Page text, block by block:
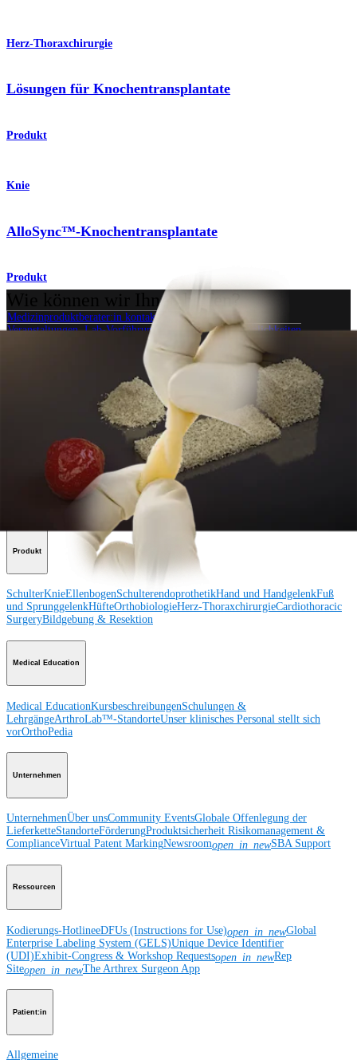
Herz-Thoraxchirurgie
Lösungen für Knochentransplantate
Produkt
Knie
AlloSync™-Knochentransplantate
Produkt
Wie können wir Ihnen helfen?
Medizinproduktberater:in kontaktieren
Veranstaltungen, Lab-Vorführungen und Schulungsmöglichkeiten
Unseren Newsletter abonnieren
Operationsverfahren
KnieEllenbogen Schulterendoprothetik
und Sprunggelenk
Trauma Hüfte Orthobiologie
Produkt
SchulterKnieEllenbogenSchulterendoprothetikHand und HandgelenkFuß
und SprunggelenkHüfteOrthobiologieHerz-ThoraxchirurgieCardiothoracic
SurgeryBildgebung & Resektion
Medical Education
Medical EducationKursbeschreibungenSchulungen &
LehrgängeArthroLab™-StandorteUnser klinisches Personal stellt sich
vorOrthoPedia
Unternehmen
UnternehmenÜber unsCommunity EventsGlobale Offenlegung der
LieferketteStandorteFörderungProduktsicherheit Risikomanagement &
ComplianceVirtual Patent MarkingNewsroomopen_in_newSBA Support
Ressourcen
Kodierungs-HotlineeDFUs (Instructions for Use)open_in_newGlobal
Enterprise Labeling System (GELS)Unique Device Identifier
(UDI)Exhibit-Congress & Workshop Requestsopen_in_newRep
Siteopen_in_newThe Arthrex Surgeon App
Patient:in
Allgemeine